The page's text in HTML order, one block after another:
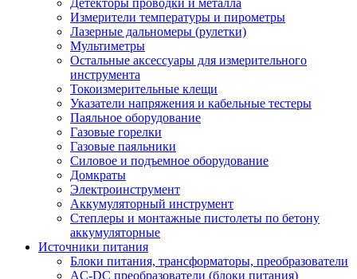
Детекторы проводки и металла
Измерители температуры и пирометры
Лазерные дальномеры (рулетки)
Мультиметры
Остальные аксессуары для измерительного
инструмента
Токоизмерительные клещи
Указатели напряжения и кабельные тестеры
Паяльное оборудование
Газовые горелки
Газовые паяльники
Силовое и подъемное оборудование
Домкраты
Электроинструмент
Аккумуляторный инструмент
Степлеры и монтажные пистолеты по бетону
аккумуляторные
Источники питания
Блоки питания, трансформаторы, преобразователи
AC-DC преобразователи (блоки питания)